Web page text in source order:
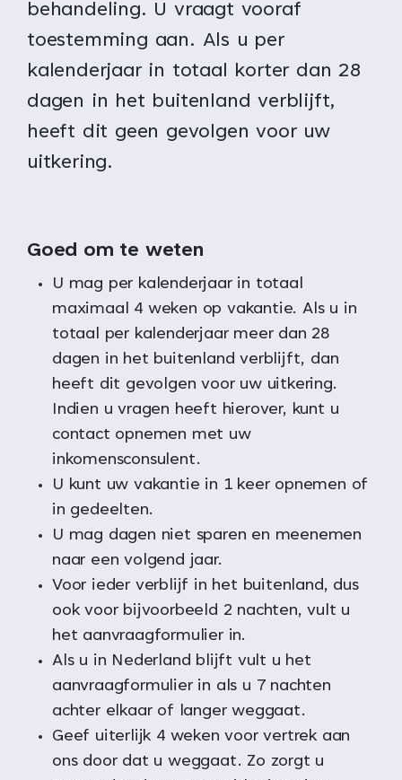
behandeling. U vraagt vooraf
toestemming aan. Als u per
kalenderjaar in totaal korter dan 28
dagen in het buitenland verblijft,
heeft dit geen gevolgen voor uw
uitkering.
Goed om te weten
U mag per kalenderjaar in totaal
maximaal 4 weken op vakantie. Als u in
totaal per kalenderjaar meer dan 28
dagen in het buitenland verblijft, dan
heeft dit gevolgen voor uw uitkering.
Indien u vragen heeft hierover, kunt u
contact opnemen met uw
inkomensconsulent.
U kunt uw vakantie in 1 keer opnemen of
in gedeelten.
U mag dagen niet sparen en meenemen
naar een volgend jaar.
Voor ieder verblijf in het buitenland, dus
ook voor bijvoorbeeld 2 nachten, vult u
het aanvraagformulier in.
Als u in Nederland blijft vult u het
aanvraagformulier in als u 7 nachten
achter elkaar of langer weggaat.
Geef uiterlijk 4 weken voor vertrek aan
ons door dat u weggaat. Zo zorgt u